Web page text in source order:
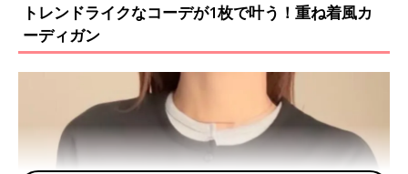
トレンドライクなコーデが1枚で叶う！重ね着風カ
ーディガン